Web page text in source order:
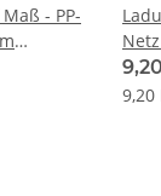
- PP-
9,20